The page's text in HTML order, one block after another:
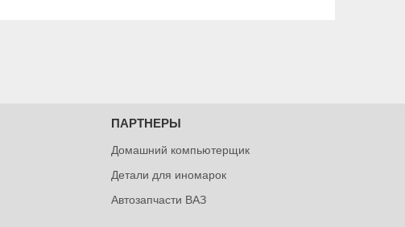
ПАРТНЕРЫ
Домашний компьютерщик
Детали для иномарок
Автозапчасти ВАЗ